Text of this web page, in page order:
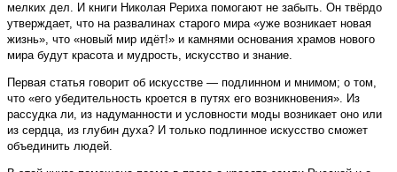
мелких дел. И книги Николая Рериха помогают не забыть. Он твёрдо
утверждает, что на развалинах старого мира «уже возникает новая
жизнь», что «новый мир идёт!» и камнями основания храмов нового
мира будут красота и мудрость, искусство и знание.
Первая статья говорит об искусстве — подлинном и мнимом; о том,
что «его убедительность кроется в путях его возникновения». Из
рассудка ли, из надуманности и условности моды возникает оно или
из сердца, из глубин духа? И только подлинное искусство сможет
объединить людей.